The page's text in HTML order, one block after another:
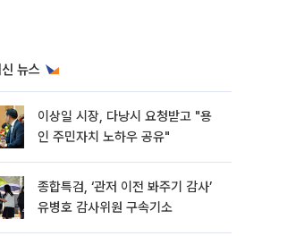
뉴스
이상일 시장, 다낭시 요청받고 "용
인 주민자치 노하우 공유"
종합특검, ‘관저 이전 봐주기 감사’
유병호 감사위원 구속기소